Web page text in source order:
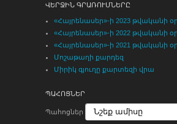
ՎԵՐՋԻՆ ԳՐԱՌՈՒՄՆԵՐԸ
«Հայրենասեր»-ի 2023 թվականի
«Հայրենասեր»-ի 2022 թվականի
«Հայրենասեր»-ի 2021 թվականի
Մոշաթաղի քարդեզ
Միրիկ գյուղը քարտեզի վրա
ՊԱՀՈՑՆԵՐ
Պահոցներ